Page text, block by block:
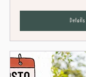
Details